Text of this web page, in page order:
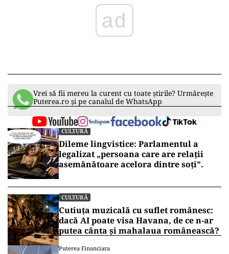
ad
Vrei să fii mereu la curent cu toate știrile? Urmărește
Puterea.ro și pe canalul de WhatsApp
CULTURĂ
Dileme lingvistice: Parlamentul a
legalizat „persoana care are relații
asemănătoare acelora dintre soți”.
CULTURĂ
Cutiuța muzicală cu suflet românesc:
dacă AI poate visa Havana, de ce n-ar
putea cânta și mahalaua românească?
Puterea Financiara